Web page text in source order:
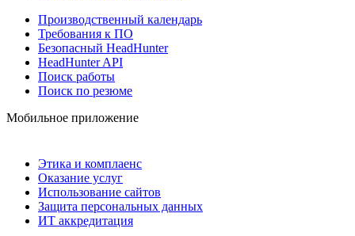
Производственный календарь
Требования к ПО
Безопасный HeadHunter
HeadHunter API
Поиск работы
Поиск по резюме
Мобильное приложение
Этика и комплаенс
Оказание услуг
Использование сайтов
Защита персональных данных
ИТ аккредитация